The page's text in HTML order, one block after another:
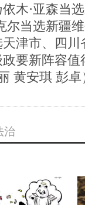
木·亚森当
尔当选新疆
津市、四
要新阵容值
黄安琪 彭卓
治